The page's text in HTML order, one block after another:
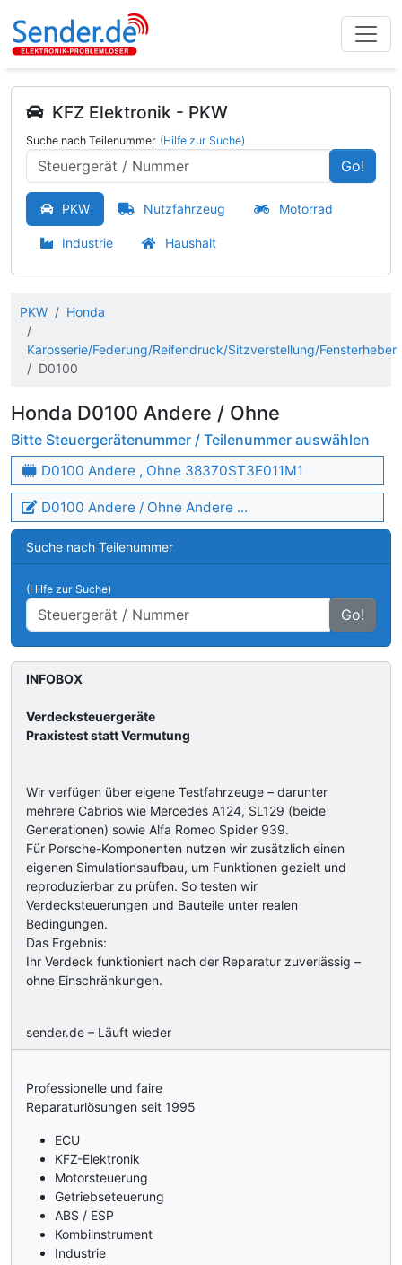
KFZ Elektronik - PKW
Suche nach Teilenummer (Hilfe zur Suche)
Go!
PKW Nutzfahrzeug Motorrad
Industrie Haushalt
PKW Honda
Karosserie/Federung/Reifendruck/Sitzverstellung/Fensterheber
D0100
Honda D0100 Andere / Ohne
Bitte Steuergerätenummer / Teilenummer auswählen
D0100 Andere , Ohne 38370ST3E011M1
D0100 Andere / Ohne Andere ...
Suche nach Teilenummer
(Hilfe zur Suche)
Go!
INFOBOX
Verdecksteuergeräte
Praxistest statt Vermutung
Wir verfügen über eigene Testfahrzeuge – darunter
mehrere Cabrios wie Mercedes A124, SL129 (beide
Generationen) sowie Alfa Romeo Spider 939.
Für Porsche-Komponenten nutzen wir zusätzlich einen
eigenen Simulationsaufbau, um Funktionen gezielt und
reproduzierbar zu prüfen. So testen wir
Verdecksteuerungen und Bauteile unter realen
Bedingungen.
Das Ergebnis:
Ihr Verdeck funktioniert nach der Reparatur zuverlässig –
ohne Einschränkungen.
sender.de – Läuft wieder
Professionelle und faire
Reparaturlösungen seit 1995
ECU
KFZ-Elektronik
Motorsteuerung
Getriebseteuerung
ABS / ESP
Kombiinstrument
Industrie